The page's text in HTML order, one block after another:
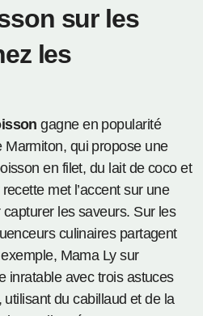
sur les
les
gagne en popularité
qui propose une
en filet, du lait de coco et
met l’accent sur une
les saveurs. Sur les
culinaires partagent
Mama Ly sur
inratable avec trois astuces
du cabillaud et de la